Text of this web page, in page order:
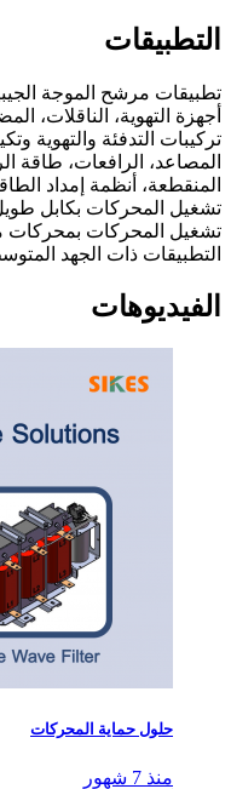
التطبيقات
تطبيقات مرشح الموجة
أجهزة التهوية، الناقلات،
تركيبات التدفئة والتهوية
المصاعد، الرافعات، طاقة
المنقطعة، أنظمة إمداد
تشغيل المحركات بكابل
تشغيل المحركات بمحركات
التطبيقات ذات الجهد
الفيديوهات
حلول حماية المحركات
منذ 7 شهور